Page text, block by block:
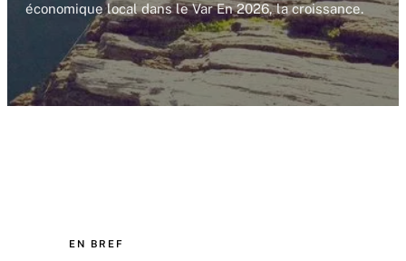
économique local dans le Var En 2026, la croissance.
EN BREF